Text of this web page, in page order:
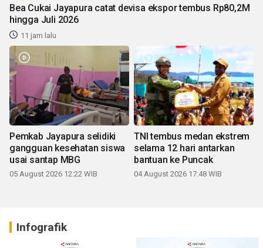
Bea Cukai Jayapura catat devisa ekspor tembus Rp80,2M
hingga Juli 2026
11 jam lalu
Pemkab Jayapura selidiki
gangguan kesehatan siswa
usai santap MBG
05 August 2026 12:22 WIB
TNI tembus medan ekstrem
selama 12 hari antarkan
bantuan ke Puncak
04 August 2026 17:48 WIB
Infografik